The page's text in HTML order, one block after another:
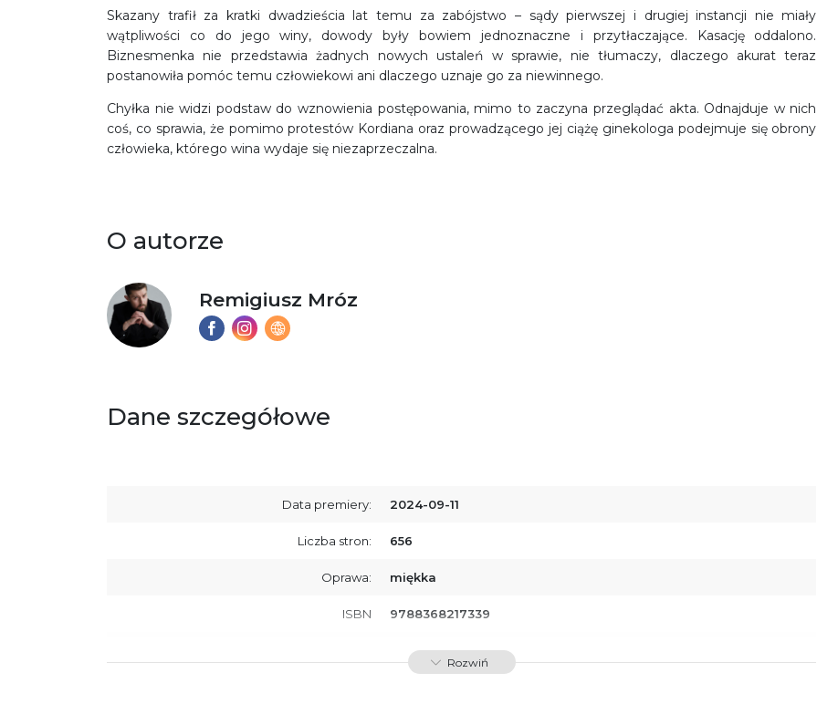
Skazany trafił za kratki dwadzieścia lat temu za zabójstwo – sądy pierwszej i drugiej instancji nie miały
wątpliwości co do jego winy, dowody były bowiem jednoznaczne i przytłaczające. Kasację oddalono.
Biznesmenka nie przedstawia żadnych nowych ustaleń w sprawie, nie tłumaczy, dlaczego akurat teraz
postanowiła pomóc temu człowiekowi ani dlaczego uznaje go za niewinnego.
Chyłka nie widzi podstaw do wznowienia postępowania, mimo to zaczyna przeglądać akta. Odnajduje w nich
coś, co sprawia, że pomimo protestów Kordiana oraz prowadzącego jej ciążę ginekologa podejmuje się obrony
człowieka, którego wina wydaje się niezaprzeczalna.
O autorze
Remigiusz Mróz
Dane szczegółowe
Data premiery: 2024-09-11
Liczba stron: 656
Oprawa: miękka
ISBN 9788368217339
K800793
Rozwiń